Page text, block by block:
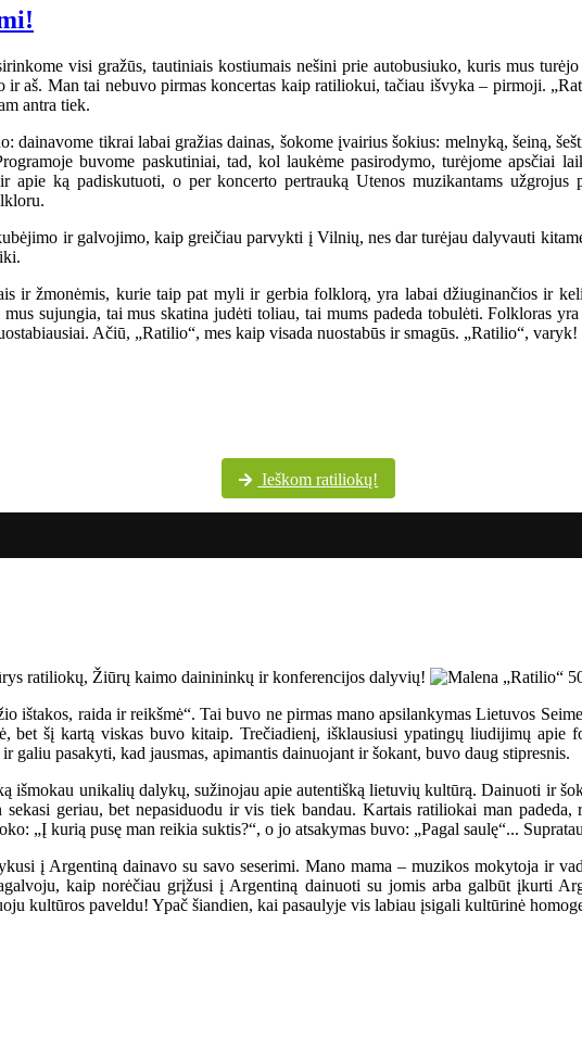
visi gražūs, tautiniais kostiumais nešini prie autobusiuko, kuris mus
aš. Man tai nebuvo pirmas koncertas kaip ratiliokui, tačiau išvyka – pirmoji.
antra tiek.
dainavome tikrai labai gražias dainas, šokome įvairius šokius: melnyką, šeiną,
buvome paskutiniai, tad, kol laukėme pasirodymo, turėjome apsčiai
ką padiskutuoti, o per koncerto pertrauką Utenos muzikantams
ir galvojimo, kaip greičiau parvykti į Vilnių, nes dar turėjau dalyvauti
ir žmonėmis, kurie taip pat myli ir gerbia folklorą, yra labai džiuginančios ir
sujungia, tai mus skatina judėti toliau, tai mums padeda tobulėti. Folkloras
Ačiū, „Ratilio“, mes kaip visada nuostabūs ir smagūs. „Ratilio“, varyk!
Ieškom ratiliokų!
ištakos, raida ir reikšmė“. Tai buvo ne pirmas mano apsilankymas Lietuvos
bet šį kartą viskas buvo kitaip. Trečiadienį, išklausiusi ypatingų liudijimų
galiu pasakyti, kad jausmas, apimantis dainuojant ir šokant, buvo daug stipresnis.
išmokau unikalių dalykų, sužinojau apie autentišką lietuvių kultūrą. Dainuoti ir
geriau, bet nepasiduodu ir vis tiek bandau. Kartais ratiliokai man
„Į kurią pusę man reikia suktis?“, o jo atsakymas buvo: „Pagal saulę“...
į Argentiną dainavo su savo seserimi. Mano mama – muzikos mokytoja ir
kaip norėčiau grįžusi į Argentiną dainuoti su jomis arba galbūt įkurti
kultūros paveldu! Ypač šiandien, kai pasaulyje vis labiau įsigali kultūrinė